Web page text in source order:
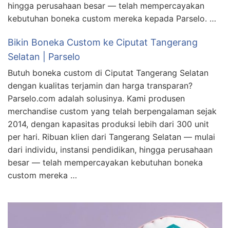
hingga perusahaan besar — telah mempercayakan
kebutuhan boneka custom mereka kepada Parselo. …
Bikin Boneka Custom ke Ciputat Tangerang
Selatan | Parselo
Butuh boneka custom di Ciputat Tangerang Selatan
dengan kualitas terjamin dan harga transparan?
Parselo.com adalah solusinya. Kami produsen
merchandise custom yang telah berpengalaman sejak
2014, dengan kapasitas produksi lebih dari 300 unit
per hari. Ribuan klien dari Tangerang Selatan — mulai
dari individu, instansi pendidikan, hingga perusahaan
besar — telah mempercayakan kebutuhan boneka
custom mereka …